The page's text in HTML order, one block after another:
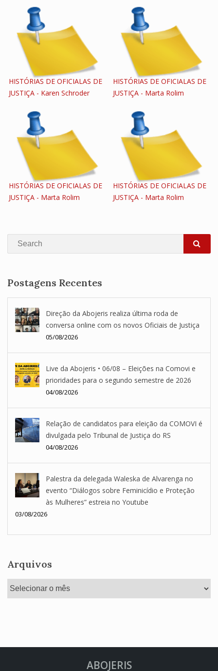
HISTÓRIAS DE OFICIALAS DE
JUSTIÇA - Karen Schroder
HISTÓRIAS DE OFICIALAS DE
JUSTIÇA - Marta Rolim
HISTÓRIAS DE OFICIALAS DE
JUSTIÇA - Marta Rolim
HISTÓRIAS DE OFICIALAS DE
JUSTIÇA - Marta Rolim
Search
Postagens Recentes
Direção da Abojeris realiza última roda de
conversa online com os novos Oficiais de Justiça
05/08/2026
Live da Abojeris • 06/08 – Eleições na Comovi e
prioridades para o segundo semestre de 2026
04/08/2026
Relação de candidatos para eleição da COMOVI é
divulgada pelo Tribunal de Justiça do RS
04/08/2026
Palestra da delegada Waleska de Alvarenga no
evento “Diálogos sobre Feminicídio e Proteção
às Mulheres” estreia no Youtube
03/08/2026
Arquivos
Arquivos
ABOJERIS